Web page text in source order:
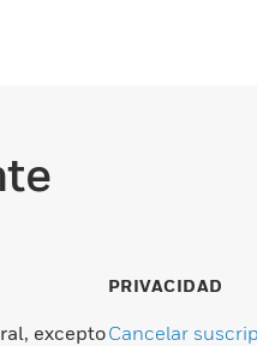
excepto
PRIVACIDAD
Cancelar